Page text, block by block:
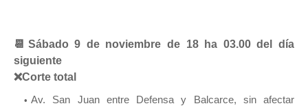
📆Sábado 9 de noviembre de 18 ha 03.00 del día
siguiente
❌Corte total
Av. San Juan entre Defensa y Balcarce, sin afectar